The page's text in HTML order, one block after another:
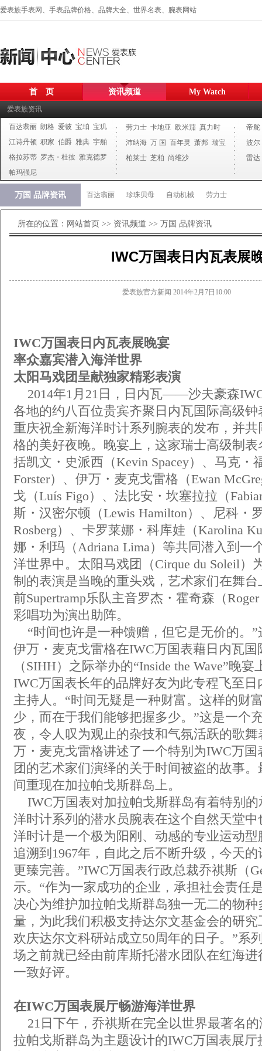
爱表族手表网、手表品牌价格、品牌大全、世界名表、腕表网站
首 页 资讯频道 My Watch
爱表族资讯
百达翡丽 朗格 爱彼 宝珀 宝玑
江诗丹顿 积家 伯爵 雅典 宇舶
格拉苏蒂 罗杰・杜彼 雅克德罗
帕玛强尼
劳力士 卡地亚 欧米茄 真力时
沛纳海 万 国 百年灵 萧邦 瑞宝
柏莱士 芝柏 尚维沙
帝舵
波尔
雷达
万国 品牌资讯 百达翡丽 珍珠贝母 自动机械 劳力士
所在的位置： 网站首页 >> 资讯频道 >> 万国 品牌资讯
IWC万国表日内瓦表展
爱表族官方新闻 2014年2月7日10:00
IWC万国表日内瓦表展晚宴
率众嘉宾潜入海洋世界
太阳马戏团呈献独家精彩表演
2014年1月21日，日内瓦――沙夫豪森
各地的约八百位贵宾齐聚日内瓦国际高级
重庆祝全新海洋时计系列腕表的发布，并
格的美好夜晚。晚宴上，这家瑞士高级制
括凯文・史派西（Kevin Spacey）、马克・
Forster）、伊万・麦克戈雷格（Ewan
戈（Luís Figo）、法比安・坎塞拉拉（
斯・汉密尔顿（Lewis Hamilton）、尼科・
Rosberg）、卡罗莱娜・科库娃（Karolina
娜・利玛（Adriana Lima）等共同潜入到一
洋世界中。太阳马戏团（Cirque du Soleil）
制的表演是当晚的重头戏，艺术家们在舞
前Supertramp乐队主音罗杰・霍奇森（
彩唱功为演出助阵。
“时间也许是一种馈赠，但它是无价的。”
伊万・麦克戈雷格在IWC万国表藉日内瓦国
（SIHH）之际举办的“Inside the Wave”晚
IWC万国表长年的品牌好友为此专程飞至
主持人。“时间无疑是一种财富。这样的财
少，而在于我们能够把握多少。”这是一个
夜，令人叹为观止的杂技和气氛活跃的歌
万・麦克戈雷格讲述了一个特别为IWC万
团的艺术家们演绎的关于时间被盗的故事
间重现在加拉帕戈斯群岛上。
IWC万国表对加拉帕戈斯群岛有着特别的
洋时计系列的潜水员腕表在这个自然天堂
洋时计是一个极为阳刚、动感的专业运动
追溯到1967年，自此之后不断升级，今天
更臻完善。”IWC万国表行政总裁乔祺斯（
示。“作为一家成功的企业，承担社会责任
决心为维护加拉帕戈斯群岛独一无二的物
量，为此我们积极支持达尔文基金会的研
欢庆达尔文科研站成立50周年的日子。”系
场之前就已经由前库斯托潜水团队在红海
一致好评。
在IWC万国表展厅畅游海洋世界
21日下午，乔祺斯在完全以世界最著名
拉帕戈斯群岛为主题设计的IWC万国表展厅